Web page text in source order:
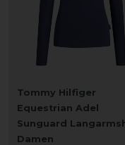
Tommy Hilfiger
Equestrian Adel
Sunguard
Damen